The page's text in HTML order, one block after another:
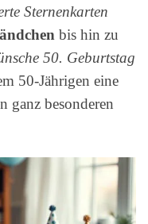
Sternenkarten
bis hin zu
50. Geburtstag
50-Jährigen eine
ganz besonderen